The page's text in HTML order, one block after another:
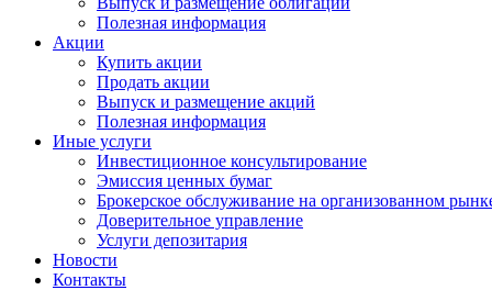
Полезная информация
Акции
Купить акции
Продать акции
Выпуск и размещение акций
Полезная информация
Иные услуги
Инвестиционное консультирование
Эмиссия ценных бумаг
Брокерское обслуживание на организованном
Доверительное управление
Услуги депозитария
Новости
Контакты